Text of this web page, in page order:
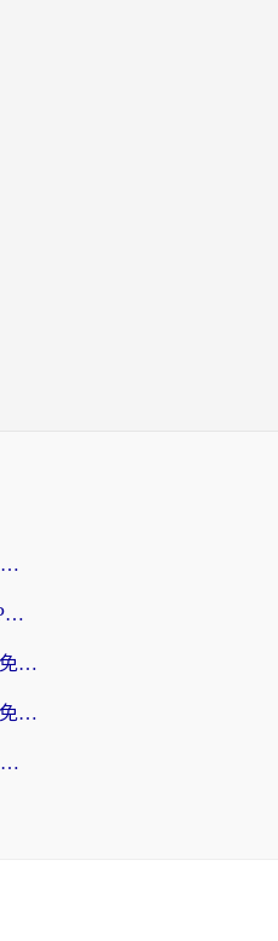
海外党必看：穿梭VPN好用吗？和云帆VPN对比哪个回国效果更好？附真实测评+避坑指南
海外党必看：如何选对国内VPN，实现无缝访问国内资源？
海外党必看：加速器下载永久免费版真的存在吗？教你无缝访问国内资源的正确姿势
海外党自救指南：用一个小时免费加速器，轻松打破国内资源访问壁垒？
海外党必看：中国VPN免费真的靠谱吗？手把手教你选对回国加速器